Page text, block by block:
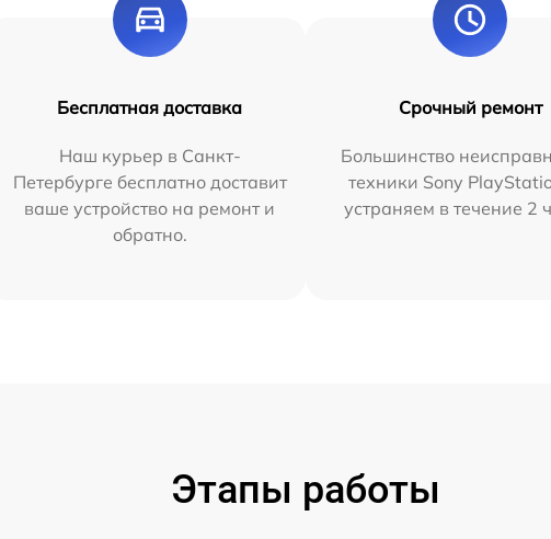
Бесплатная доставка
Наш курьер в Санкт-
Петербурге бесплатно доставит
ваше устройство на ремонт и
обратно.
Срочный ремонт
Большинство
техники Sony
устраняем в течение 2
Этапы работы